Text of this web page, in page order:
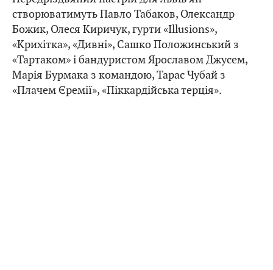
створюватимуть Павло Табаков, Олександр
Божик, Олеся Киричук, гурти «Illusions»,
«Крихітка», «Дивні», Сашко Положинський з
«Тартаком» і бандуристом Ярославом Джусем,
Марія Бурмака з командою, Тарас Чубай з
«Плачем Єремії», «Піккардійська терція».